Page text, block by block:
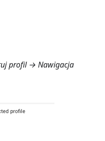
profil → Nawigacja